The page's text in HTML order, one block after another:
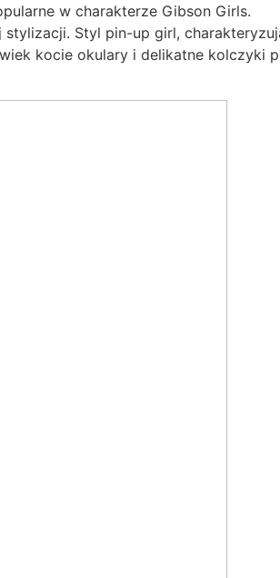
w charakterze Gibson Girls.
Styl pin-up girl,
kocie okulary i delikatne kolczyki